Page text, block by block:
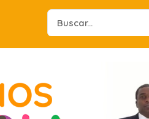
Search
...